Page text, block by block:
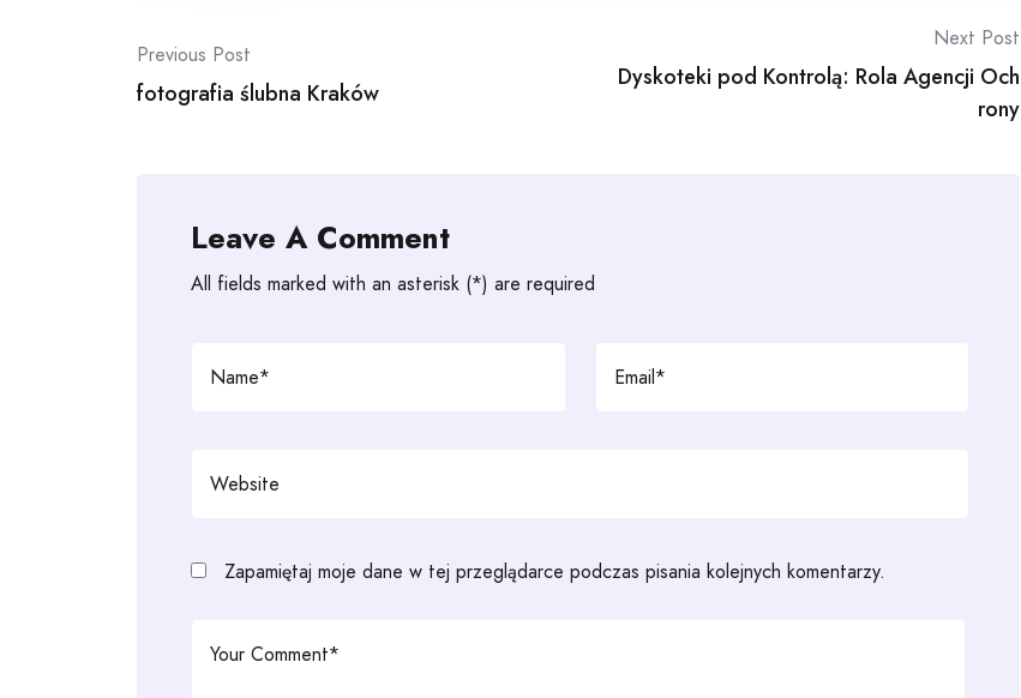
Post
navigation
Previous Post
fotografia ślubna Kraków
Next Post
Dyskoteki pod Kontrolą: Rola Agencji Och
rony
Leave A Comment
All fields marked with an asterisk (*) are required
Zapamiętaj moje dane w tej przeglądarce podczas pisania kolejnych komentarzy.